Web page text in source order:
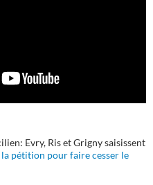
Evry, Ris et Grigny saisissent
la pétition pour faire cesser le